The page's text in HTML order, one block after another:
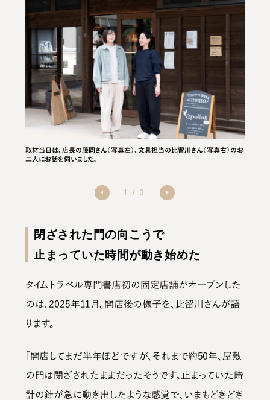
取材当日は、店長の藤岡さん（写真左）、文具担当の比留川さん（写真右）のお
二人にお話を伺いました。
1 / 3
閉ざされた門の向こうで
止まっていた時間が動き始めた
タイムトラベル専門書店初の固定店舗がオープンした
のは、2025年11月。開店後の様子を、比留川さんが語
ります。
「開店してまだ半年ほどですが、それまで約50年、屋敷
の門は閉ざされたままだったそうです。止まっていた時
計の針が急に動き出したような感覚で、いまもどきどき